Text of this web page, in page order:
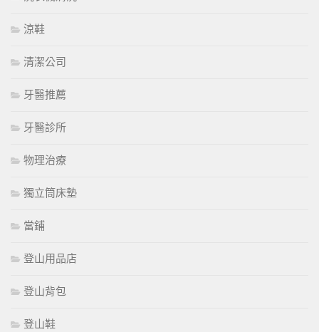
涼鞋
清潔公司
牙醫推薦
牙醫診所
物理治療
獨立筒床墊
當鋪
登山用品店
登山背包
登山鞋